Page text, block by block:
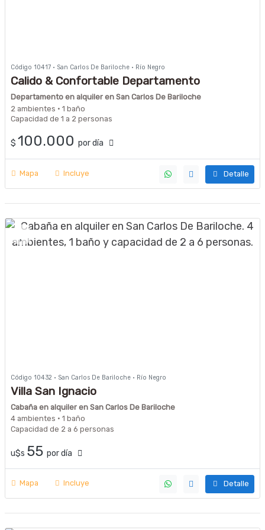
Código 10417 · San Carlos De Bariloche · Río Negro
Calido & Confortable Departamento
Departamento en alquiler en San Carlos De Bariloche
2 ambientes · 1 baño
Capacidad de 1 a 2 personas
$ 100.000 por día
Mapa Incluye Detalle
Código 10432 · San Carlos De Bariloche · Río Negro
Villa San Ignacio
Cabaña en alquiler en San Carlos De Bariloche
4 ambientes · 1 baño
Capacidad de 2 a 6 personas
u$s 55 por día
Mapa Incluye Detalle